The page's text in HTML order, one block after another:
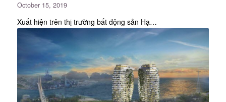
October 15, 2019
Xuất hiện trên thị trường bất động sản Hạ…